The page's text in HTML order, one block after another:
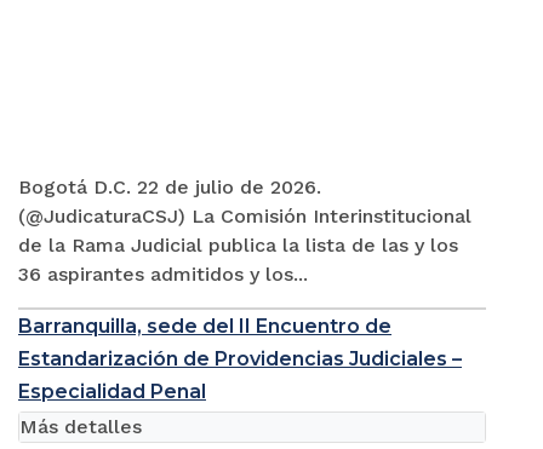
Bogotá D.C. 22 de julio de 2026.
(@JudicaturaCSJ) La Comisión Interinstitucional
de la Rama Judicial publica la lista de las y los
36 aspirantes admitidos y los...
Barranquilla, sede del II Encuentro de
Estandarización de Providencias Judiciales –
Especialidad Penal
Más detalles